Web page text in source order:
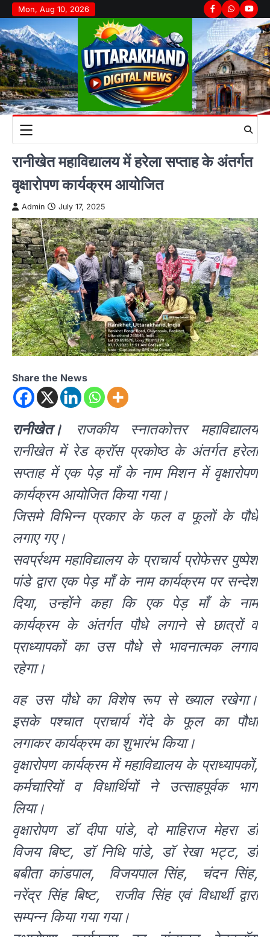
Skip
to
content
Mon, Aug 10, 2026 Facebook
Whatsapp
रानीखेत महाविद्यालय में हरेला सप्ताह के अंतर्गत
वृक्षारोपण कार्यक्रम आयोजित
Admin July 17, 2025
Share the News
रानीखेत। राजकीय स्नातकोत्तर महाविद्यालय
रानीखेत में रेड क्रॉस प्रकोष्ठ के अंतर्गत हरेला
सप्ताह में एक पेड़ माँ के नाम मिशन में वृक्षारोपण
कार्यक्रम आयोजित किया गया।
जिसमे विभिन्न प्रकार के फल व फूलों के पौधे
लगाए गए।
सवर्प्रथम महाविद्यालय के प्राचार्य प्रोफेसर पुष्पेश
पांडे द्वारा एक पेड़ माँ के नाम कार्यक्रम पर सन्देश
दिया, उन्होंने कहा कि एक पेड़ माँ के नाम
कार्यक्रम के अंतर्गत पौधे लगाने से छात्रों व
प्राध्यापकों का उस पौधे से भावनात्मक लगाव
रहेगा।
वह उस पौधे का विशेष रूप से ख्याल रखेगा।
इसके पश्चात प्राचार्य गेंदे के फूल का पौधा
लगाकर कार्यक्रम का शुभारंभ किया।
वृक्षारोपण कार्यक्रम में महाविद्यालय के प्राध्यापकों,
कर्मचारियों व विधार्थियों ने उत्साहपूर्वक भाग
लिया।
वृक्षारोपण डॉ दीपा पांडे, दो माहिराज मेहरा डॉ
विजय बिष्ट, डॉ निधि पांडे, डॉ रेखा भट्ट, डॉ
बबीता कांडपाल, विजयपाल सिंह, चंदन सिंह,
नरेंद्र सिंह बिष्ट, राजीव सिंह एवं विधार्थी द्वारा
सम्पन्न किया गया गया।